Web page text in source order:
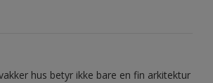
hus betyr ikke bare en fin arkitektur